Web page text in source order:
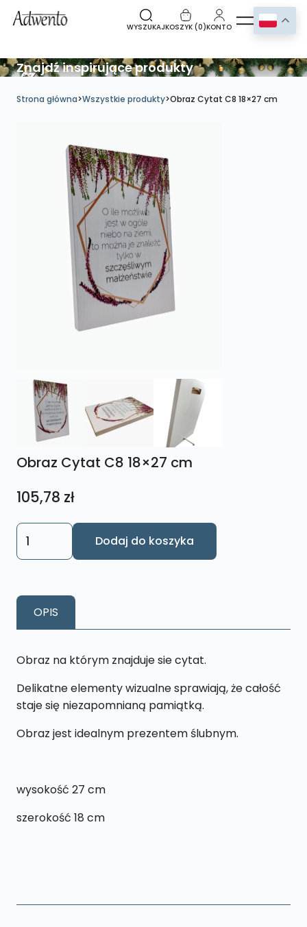
WYSZUKAJKOSZYK (0)KONTO
Znajdź inspirujące produkty
Strona główna>Wszystkie produkty>Obraz Cytat C8 18×27 cm
Obraz Cytat C8 18×27 cm
105,78 zł
ilość
Obraz
18x27
cm
Dodaj do koszyka
OPIS
Obraz na którym znajduje sie cytat.
Delikatne elementy wizualne sprawiają, że całość
staje się niezapomnianą pamiątką.
Obraz jest idealnym prezentem ślubnym.
wysokość 27 cm
szerokość 18 cm